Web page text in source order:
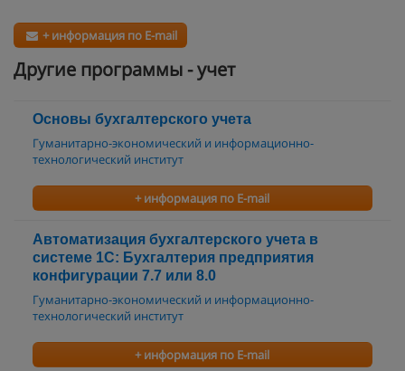
+ информация по E-mail
Другие программы - учет
Основы бухгалтерского учета
Гуманитарно-экономический и информационно-
технологический институт
+ информация по E-mail
Автоматизация бухгалтерского учета в
системе 1С: Бухгалтерия предприятия
конфигурации 7.7 или 8.0
Гуманитарно-экономический и информационно-
технологический институт
+ информация по E-mail